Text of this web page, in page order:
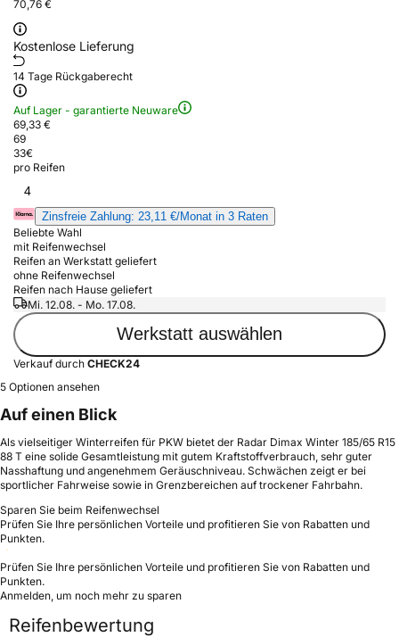
70,76 €
Kostenlose Lieferung
14 Tage Rückgaberecht
Auf Lager - garantierte Neuware
69,33 €
69
33€
pro Reifen
4
Zinsfreie Zahlung: 23,11 €/Monat in 3 Raten
Beliebte Wahl
mit Reifenwechsel
Reifen an Werkstatt geliefert
ohne Reifenwechsel
Reifen nach Hause geliefert
Mi. 12.08. - Mo. 17.08.
Werkstatt auswählen
Verkauf durch CHECK24
5 Optionen ansehen
Auf einen Blick
Als vielseitiger Winterreifen für PKW bietet der Radar Dimax Winter 185/65 R15
88 T eine solide Gesamtleistung mit gutem Kraftstoffverbrauch, sehr guter
Nasshaftung und angenehmem Geräuschniveau. Schwächen zeigt er bei
sportlicher Fahrweise sowie in Grenzbereichen auf trockener Fahrbahn.
Sparen Sie beim Reifenwechsel
Prüfen Sie Ihre persönlichen Vorteile und profitieren Sie von Rabatten und
Punkten.
Prüfen Sie Ihre persönlichen Vorteile und profitieren Sie von Rabatten und
Punkten.
Anmelden, um noch mehr zu sparen
Reifenbewertung